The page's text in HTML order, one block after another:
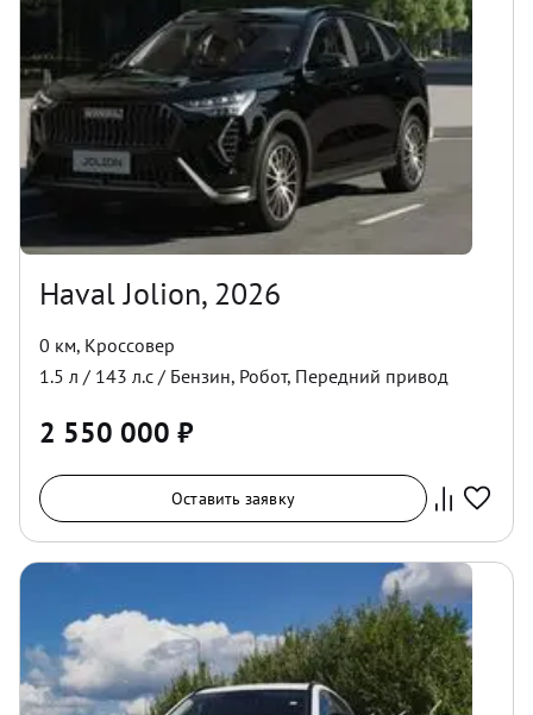
Haval Jolion, 2026
0 км, Кроссовер
1.5 л / 143 л.с / Бензин, Робот, Передний привод
2 550 000 ₽
Оставить заявку